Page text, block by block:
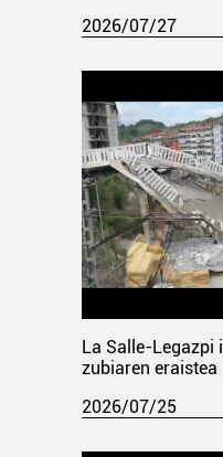
2026/07/27
La Salle-Legazpi
zubiaren eraistea
2026/07/25